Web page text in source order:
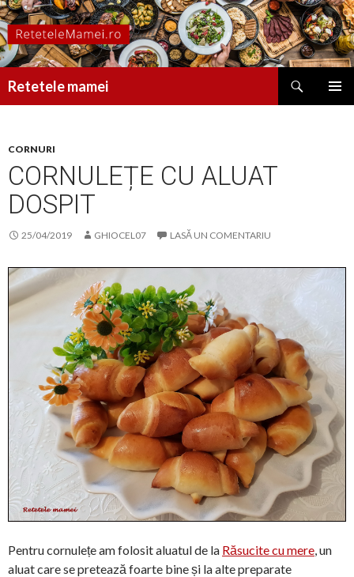
Retetele mamei
CORNURI
CORNULEȚE CU ALUAT
DOSPIT
25/04/2019 GHIOCEL07 LASĂ UN COMENTARIU
Pentru cornulețe am folosit aluatul de la Răsucite cu mere, un
aluat care se pretează foarte bine și la alte preparate